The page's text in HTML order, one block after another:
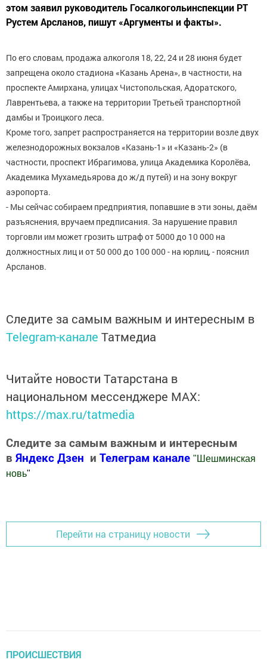
этом заявил руководитель Госалкогольинспекции РТ
Рустем Арсланов, пишут «Аргументы и факты».
По его словам, продажа алкоголя 18, 22, 24 и 28 июня будет
запрещена около стадиона «Казань Арена», в частности, на
проспекте Амирхана, улицах Чистопольская, Адоратского,
Лаврентьева, а также на территории Третьей транспортной
дамбы и Троицкого леса.
Кроме того, запрет распространяется на территории возле двух
железнодорожных вокзалов «Казань-1» и «Казань-2» (в
частности, проспект Ибрагимова, улица Академика Королёва,
Академика Мухамедьярова до ж/д путей) и на зону вокруг
аэропорта.
- Мы сейчас собираем предприятия, попавшие в эти зоны, даём
разъяснения, вручаем предписания. За нарушение правил
торговли им может грозить штраф от 5000 до 10 000 на
должностных лиц и от 50 000 до 100 000 - на юрлиц, - пояснил
Арсланов.
Следите за самым важным и интересным в
Telegram-канале Татмедиа
Читайте новости Татарстана в
национальном мессенджере MАХ:
https://max.ru/tatmedia
Следите за самым важным и интересным
в Яндекс Дзен и Телеграм канале " Шешминская
новь"
Перейти на страницу новости
ПРОИСШЕСТВИЯ